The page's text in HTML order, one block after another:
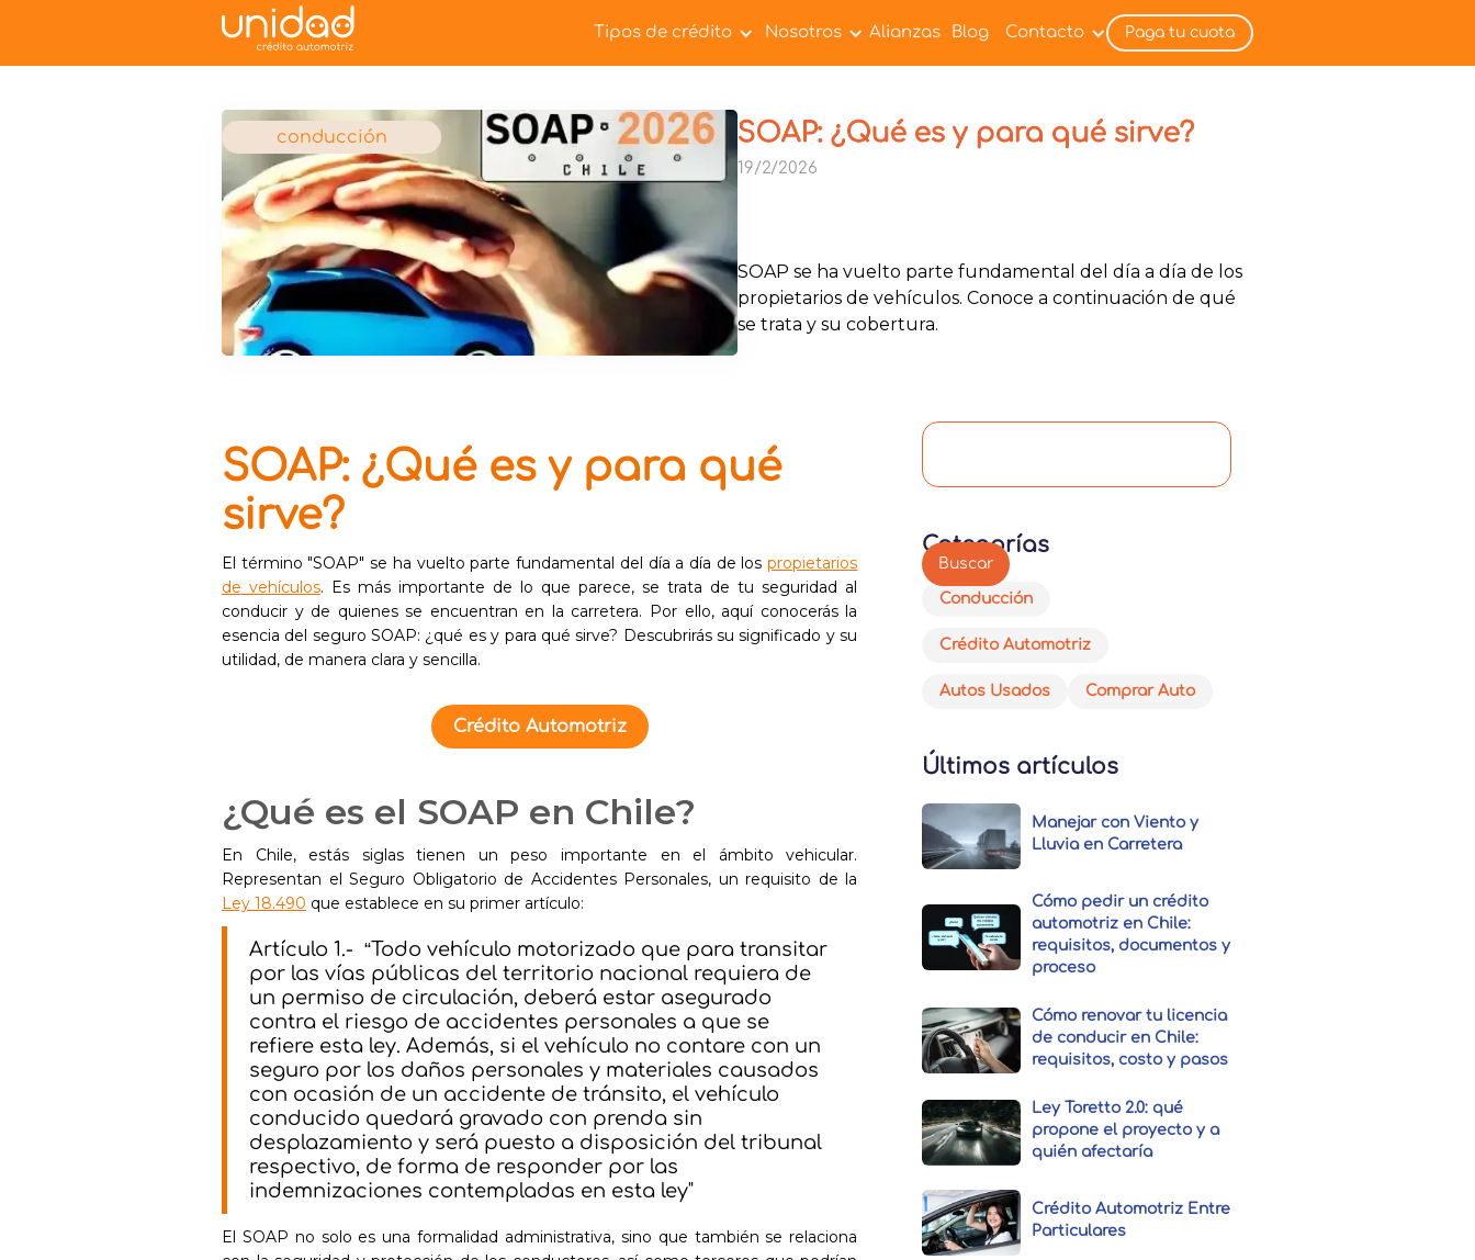
Tipos de crédito Nosotros Alianzas Blog Contacto Paga tu cuota
conducción SOAP: ¿Qué es y para qué sirve?
19/2/2026
SOAP se ha vuelto parte fundamental del día a día de los
propietarios de vehículos. Conoce a continuación de qué
se trata y su cobertura.
SOAP: ¿Qué es y para qué
sirve?
El término "SOAP" se ha vuelto parte fundamental del día a día de lospropietarios
de vehículos. Es más importante de lo que parece, se trata de tu seguridad al
conducir y de quienes se encuentran en la carretera. Por ello, aquí conocerás la
esencia del seguro SOAP: ¿qué es y para qué sirve? Descubrirás su significado y su
utilidad, de manera clara y sencilla.
Crédito Automotriz
¿Qué es el SOAP en Chile?
En Chile, estás siglas tienen un peso importante en el ámbito vehicular.
Representan el Seguro Obligatorio de Accidentes Personales, un requisito de la
Ley 18.490 que establece en su primer artículo:
Artículo 1.- “Todo vehículo motorizado que para transitar
por las vías públicas del territorio nacional requiera de
un permiso de circulación, deberá estar asegurado
contra el riesgo de accidentes personales a que se
refiere esta ley. Además, si el vehículo no contare con un
seguro por los daños personales y materiales causados
con ocasión de un accidente de tránsito, el vehículo
conducido quedará gravado con prenda sin
desplazamiento y será puesto a disposición del tribunal
respectivo, de forma de responder por las
indemnizaciones contempladas en esta ley"
El SOAP no solo es una formalidad administrativa, sino que también se relaciona
Categorías
Conducción
Crédito Automotriz
Autos Usados Comprar Auto
Últimos artículos
Manejar con Viento y
Lluvia en Carretera
Cómo pedir un crédito
automotriz en Chile:
requisitos, documentos y
proceso
Cómo renovar tu licencia
de conducir en Chile:
requisitos, costo y pasos
Ley Toretto 2.0: qué
propone el proyecto y a
quién afectaría
Crédito Automotriz Entre
Particulares